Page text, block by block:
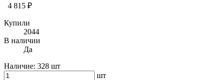
4 815 ₽
Купили
2044
В наличии
Да
Наличие: 328 шт
шт